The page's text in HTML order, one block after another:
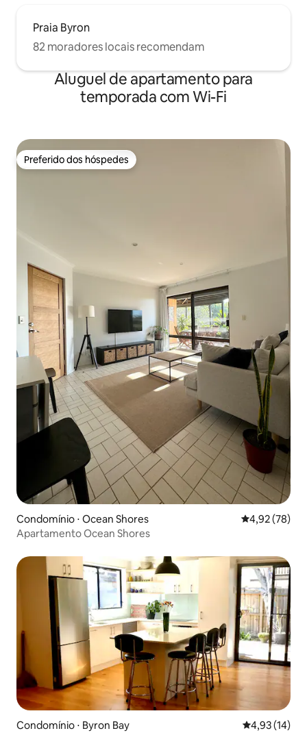
Praia Byron
82 moradores locais recomendam
Aluguel de apartamento para
temporada com Wi-Fi
Preferido dos hóspedes
Preferido dos hóspedes
Condomínio ⋅ Ocean Shores 4,92 de uma
4,92 (78)
Apartamento Ocean Shores
Condomínio ⋅ Byron Bay 4,93 de uma
4,93 (14)